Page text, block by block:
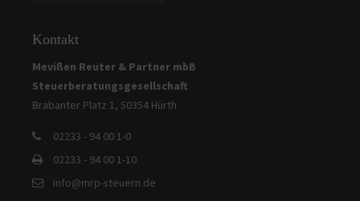
Kontakt
Mevißen Reuter & Partner mbB
Steuerberatungsgesellschaft
Brabanter Platz 1, 50354 Hürth
02233 - 94 00 1-0
02233 - 94 00 1-10
info@mrp-steuern.de